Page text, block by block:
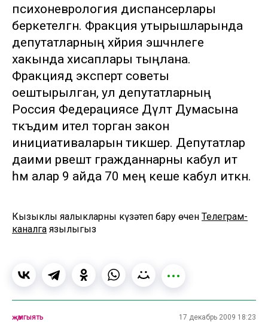
психоневрология диспансерлары
беркетелгән. Фракция утырышларында
депутатларның хәйрия эшчәнлеге
хакында хисаплары тыңлана.
Фракциядә эксперт советы
оештырылган, ул депутатларның
Россия Федерациясе Дәүләт Думасына
тәкъдим ителә торган закон
инициативаларын тикшерә. Депутатлар
даими рәвештә гражданнарны кабул итә
һәм алар 9 айда 70 мең кеше кабул иткән.
Кызыклы яңалыкларны күзәтеп бару өчен Телеграм-
каналга язылыгыз
җәмгыять 17 декабрь 2009 18:23